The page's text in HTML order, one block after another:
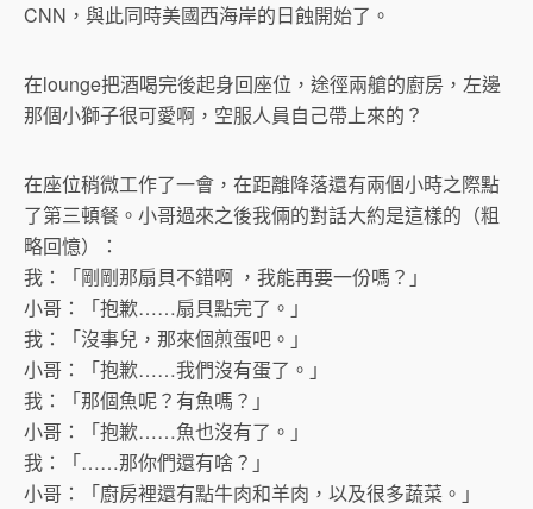
CNN，與此同時美國西海岸的日蝕開始了。
在lounge把酒喝完後起身回座位，途徑兩艙的廚房，左邊
那個小獅子很可愛啊，空服人員自己帶上來的？
在座位稍微工作了一會，在距離降落還有兩個小時之際點
了第三頓餐。小哥過來之後我倆的對話大約是這樣的（粗
略回憶）：
我：「剛剛那扇貝不錯啊 ，我能再要一份嗎？」
小哥：「抱歉……扇貝點完了。」
我：「沒事兒，那來個煎蛋吧。」
小哥：「抱歉……我們沒有蛋了。」
我：「那個魚呢？有魚嗎？」
小哥：「抱歉……魚也沒有了。」
我：「……那你們還有啥？」
小哥：「廚房裡還有點牛肉和羊肉，以及很多蔬菜。」